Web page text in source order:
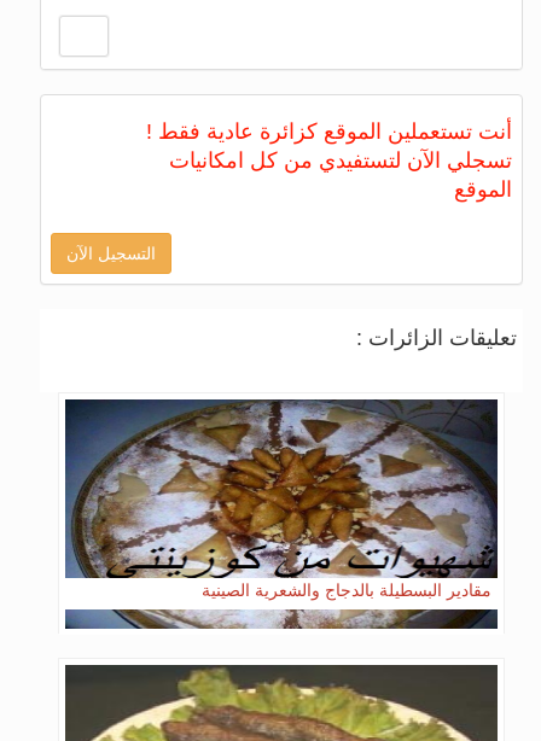
أنت تستعملين الموقع كزائرة عادية فقط !
تسجلي الآن لتستفيدي من كل امكانيات
الموقع
التسجيل الآن
تعليقات الزائرات :
مقادير البسطيلة بالدجاج والشعرية الصينية